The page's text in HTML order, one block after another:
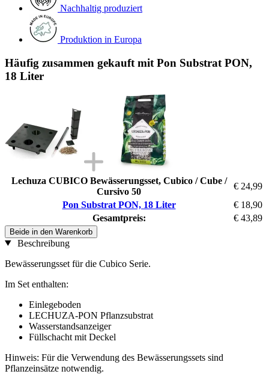
Nachhaltig produziert
Produktion in Europa
Häufig zusammen gekauft mit Pon Substrat PON,
18 Liter
Lechuza CUBICO Bewässerungsset, Cubico / Cube /
Cursivo 50
€ 24,99
Pon Substrat PON, 18 Liter
€ 18,90
Gesamtpreis:
€ 43,89
Beide in den Warenkorb
Beschreibung
Bewässerungsset für die Cubico Serie.
Im Set enthalten:
Einlegeboden
LECHUZA-PON Pflanzsubstrat
Wasserstandsanzeiger
Füllschacht mit Deckel
Hinweis: Für die Verwendung des Bewässerungssets sind
Pflanzeinsätze notwendig.